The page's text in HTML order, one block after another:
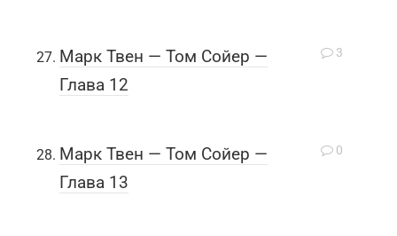
3
Марк Твен — Том Сойер —
Глава 12
0
Марк Твен — Том Сойер —
Глава 13